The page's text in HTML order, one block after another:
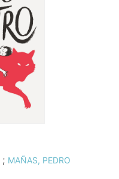
; MAÑAS, PEDRO